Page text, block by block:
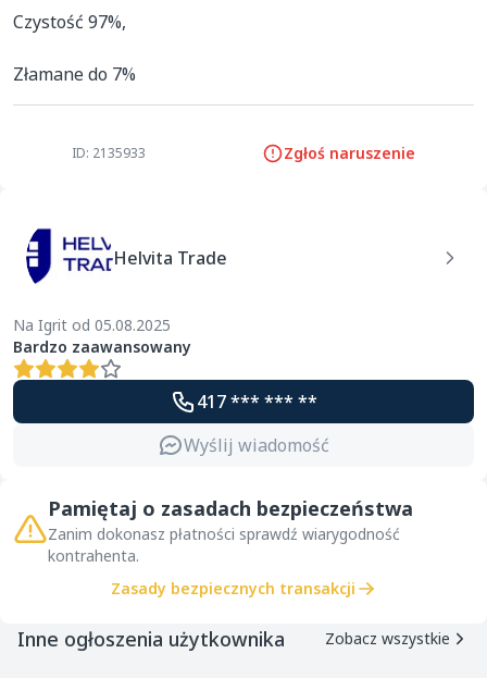
Czystość 97%,
Złamane do 7%
ID: 2135933 Zgłoś naruszenie
Helvita Trade
Na Igrit od 05.08.2025
Bardzo zaawansowany
417 *** *** **
Wyślij wiadomość
Pamiętaj o zasadach bezpieczeństwa
Zanim dokonasz płatności sprawdź wiarygodność
kontrahenta.
Zasady bezpiecznych transakcji
Inne ogłoszenia użytkownika Zobacz wszystkie